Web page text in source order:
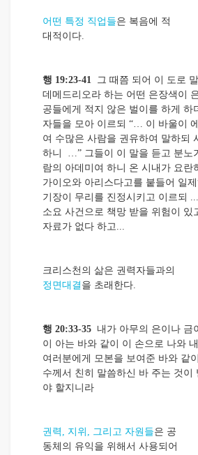
어떤 특정 직업들은 복음에 적
대적이다.
행 19:23-41 그 때쯤 되어 이 도로
데메드리오라 하는 어떤 은장색이
공들에게 적지 않은 벌이를 하게
자들을 모아 이르되 “… 이 바울이
여 수많은 사람을 권유하여 말하되
하니 …” 그들이 이 말을 듣고 분노
람의 아데미여 하니 온 시내가 요
가이오와 아리스다고를 붙들어 일
기장이 무리를 진정시키고 이르되
소요 사건으로 책망 받을 위험이
자료가 없다 하고...
크리스천의 삶은 권력자들과의
정면대결 을 초래한다.
행 20:33-35 내가 아무의 은이나 금
이 아는 바와 같이 이 손으로 나와
여러분에게 모본을 보여준 바와 같
수께서 친히 말씀하신 바 주는 것
야 할지니라
권력, 지위, 그리고 자원들은 공
동체의 유익을 위해서 사용되어